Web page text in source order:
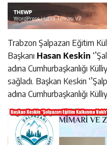
Trabzon Şalpazarı Eğitim
Başkanı Hasan Keskin
adına Cumhurbaşkanlığı
sağladı. Başkan Keskin
adına Cumhurbaşkanlığı